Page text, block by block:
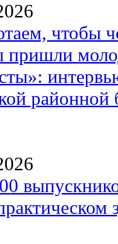
чтобы
пришли